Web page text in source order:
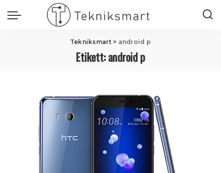
Tekniksmart> android p
Etikett:android p